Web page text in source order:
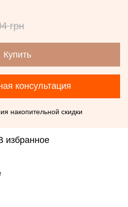
грн
Купить
консультация
накопительной скидки
избранное